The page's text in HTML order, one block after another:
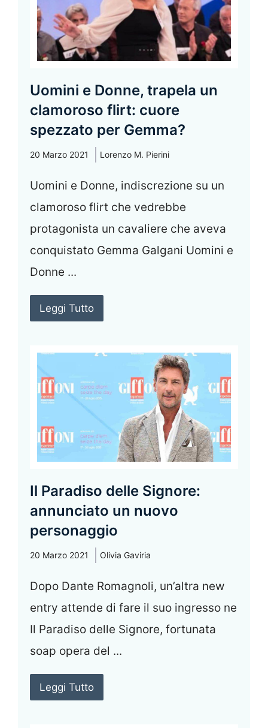
Uomini e Donne, trapela un
clamoroso flirt: cuore
spezzato per Gemma?
20 Marzo 2021 Lorenzo M. Pierini
Uomini e Donne, indiscrezione su un
clamoroso flirt che vedrebbe
protagonista un cavaliere che aveva
conquistato Gemma Galgani Uomini e
Donne ...
Leggi Tutto
Il Paradiso delle Signore:
annunciato un nuovo
personaggio
20 Marzo 2021 Olivia Gaviria
Dopo Dante Romagnoli, un’altra new
entry attende di fare il suo ingresso ne
Il Paradiso delle Signore, fortunata
soap opera del ...
Leggi Tutto